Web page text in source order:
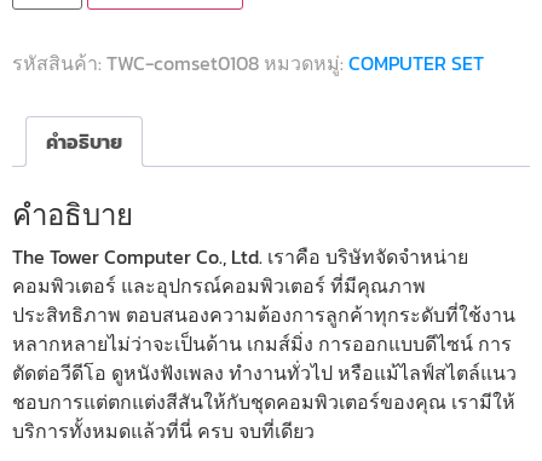
รหัสสินค้า: TWC-comset0108 หมวดหมู่: COMPUTER SET
คำอธิบาย
คำอธิบาย
The Tower Computer Co., Ltd. เราคือ บริษัทจัดจำหน่าย
คอมพิวเตอร์ และอุปกรณ์คอมพิวเตอร์ ที่มีคุณภาพ
ประสิทธิภาพ ตอบสนองความต้องการลูกค้าทุกระดับที่ใช้งาน
หลากหลายไม่ว่าจะเป็นด้าน เกมส์มิ่ง การออกแบบดีไซน์ การ
ตัดต่อวีดีโอ ดูหนังฟังเพลง ทำงานทั่วไป หรือแม้ไลฟ์สไตล์แนว
ชอบการแต่ตกแต่งสีสันให้กับชุดคอมพิวเตอร์ของคุณ เรามีให้
บริการทั้งหมดแล้วที่นี่ ครบ จบที่เดียว